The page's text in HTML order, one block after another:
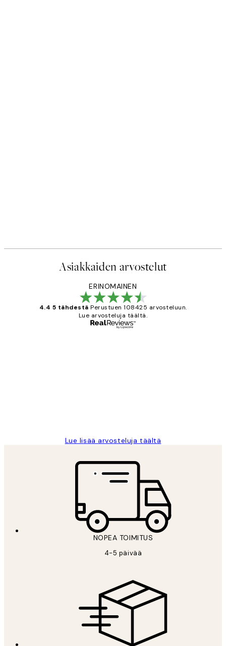
Asiakkaiden arvostelut
ERINOMAINEN
4.4 5 tähdestä Perustuen 108425 arvosteluun.
Lue arvosteluja täältä.
Lue lisää arvosteluja täältä
NOPEA TOIMITUS
4-5 päivää